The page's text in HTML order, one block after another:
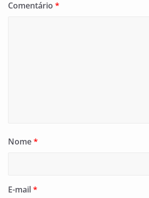
Comentário *
Nome*
E-mail*